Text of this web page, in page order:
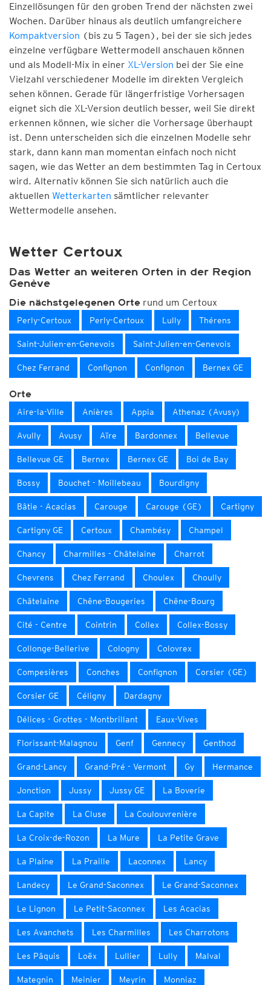
Einzellösungen für den groben Trend der nächsten zwei
Wochen. Darüber hinaus als deutlich umfangreichere
Kompaktversion (bis zu 5 Tagen), bei der sie sich jedes
einzelne verfügbare Wettermodell anschauen können
und als Modell-Mix in einer XL-Version bei der Sie eine
Vielzahl verschiedener Modelle im direkten Vergleich
sehen können. Gerade für längerfristige Vorhersagen
eignet sich die XL-Version deutlich besser, weil Sie direkt
erkennen können, wie sicher die Vorhersage überhaupt
ist. Denn unterscheiden sich die einzelnen Modelle sehr
stark, dann kann man momentan einfach noch nicht
sagen, wie das Wetter an dem bestimmten Tag in Certoux
wird. Alternativ können Sie sich natürlich auch die
aktuellen Wetterkarten sämtlicher relevanter
Wettermodelle ansehen.
Wetter Certoux
Das Wetter an weiteren Orten in der Region
Genève
Die nächstgelegenen Orte rund um Certoux
Perly-Certoux Perly-Certoux Lully Thérens
Saint-Julien-en-Genevois Saint-Julien-en-Genevois
Chez Ferrand Confignon Confignon Bernex GE
Orte
Aire-la-Ville Anières Appia Athenaz (Avusy)
Avully Avusy Aïre Bardonnex Bellevue
Bellevue GE Bernex Bernex GE Boi de Bay
Bossy Bouchet - Moillebeau Bourdigny
Bâtie - Acacias Carouge Carouge (GE) Cartigny
Cartigny GE Certoux Chambésy Champel
Chancy Charmilles - Châtelaine Charrot
Chevrens Chez Ferrand Choulex Choully
Châtelaine Chêne-Bougeries Chêne-Bourg
Cité - Centre Cointrin Collex Collex-Bossy
Collonge-Bellerive Cologny Colovrex
Compesières Conches Confignon Corsier (GE)
Corsier GE Céligny Dardagny
Délices - Grottes - Montbrillant Eaux-Vives
Florissant-Malagnou Genf Gennecy Genthod
Grand-Lancy Grand-Pré - Vermont Gy Hermance
Jonction Jussy Jussy GE La Boverie
La Capite La Cluse La Coulouvrenière
La Croix-de-Rozon La Mure La Petite Grave
La Plaine La Praille Laconnex Lancy
Landecy Le Grand-Saconnex Le Grand-Saconnex
Le Lignon Le Petit-Saconnex Les Acacias
Les Avanchets Les Charmilles Les Charrotons
Les Pâquis Loëx Lullier Lully Malval
Mategnin Meinier Meyrin Monniaz